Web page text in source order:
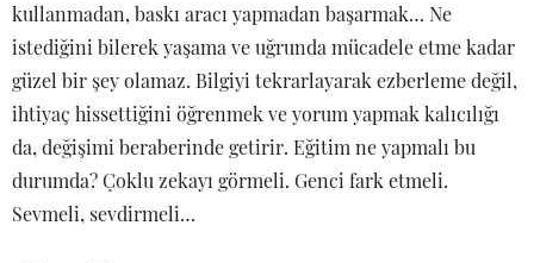
kullanmadan, baskı aracı yapmadan başarmak… Ne
istediğini bilerek yaşama ve uğrunda mücadele etme kadar
güzel bir şey olamaz. Bilgiyi tekrarlayarak ezberleme değil,
ihtiyaç hissettiğini öğrenmek ve yorum yapmak kalıcılığı
da, değişimi beraberinde getirir. Eğitim ne yapmalı bu
durumda? Çoklu zekayı görmeli. Genci fark etmeli.
Sevmeli, sevdirmeli…